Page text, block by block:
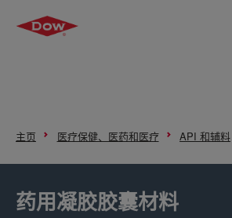
主页 医疗保健、医药和医疗 API 和辅料
药用凝胶胶囊材料